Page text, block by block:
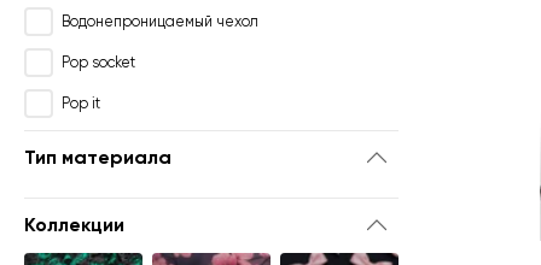
Водонепроницаемый чехол
Pop socket
Pop it
Тип материала
Коллекции